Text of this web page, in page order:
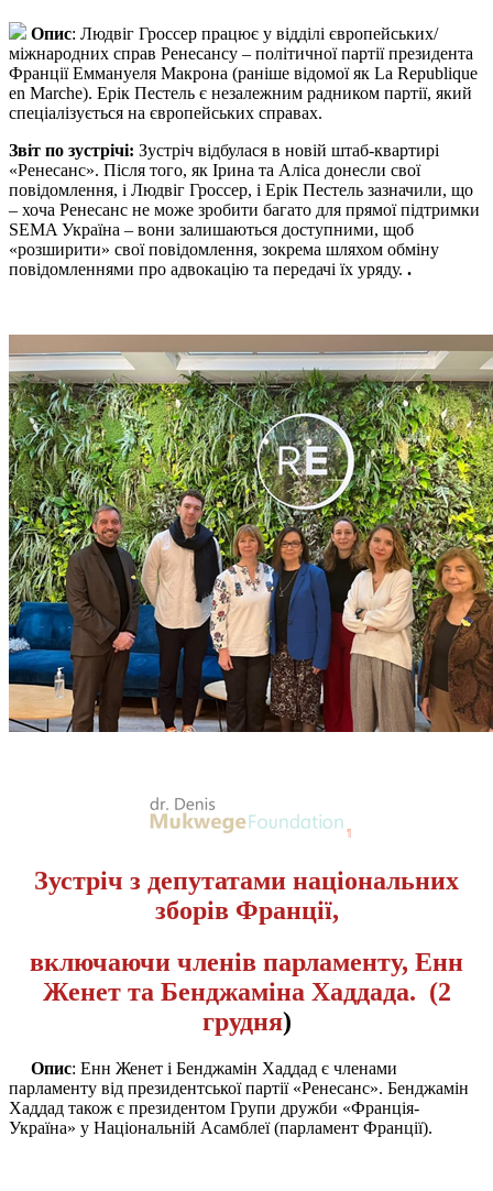
Опис: Людвіг Гроссер працює у відділі європейських/
міжнародних справ Ренесансу – політичної партії президента
Франції Еммануеля Макрона (раніше відомої як La Republique
en Marche). Ерік Пестель є незалежним радником партії, який
спеціалізується на європейських справах.
Звіт по зустрічі: Зустріч відбулася в новій штаб-квартирі
«Ренесанс». Після того, як Ірина та Аліса донесли свої
повідомлення, і Людвіг Гроссер, і Ерік Пестель зазначили, що
– хоча Ренесанс не може зробити багато для прямої підтримки
SEMA Україна – вони залишаються доступними, щоб
«розширити» свої повідомлення, зокрема шляхом обміну
повідомленнями про адвокацію та передачі їх уряду. .
Зустріч з депутатами національних
зборів Франції,
включаючи членів парламенту, Енн
Женет та Бенджаміна Хаддада. (2
грудня)
Опис: Енн Женет і Бенджамін Хаддад є членами
парламенту від президентської партії «Ренесанс». Бенджамін
Хаддад також є президентом Групи дружби «Франція-
Україна» у Національній Асамблеї (парламент Франції).